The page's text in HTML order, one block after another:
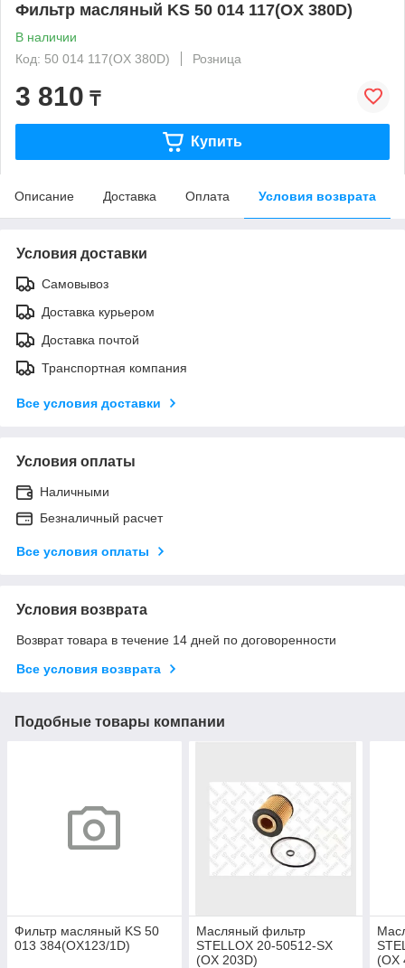
Фильтр масляный KS 50 014 117(OX 380D)
В наличии
Код: 50 014 117(OX 380D)
Розница
3 810 ₸
Купить
Описание Доставка Оплата Условия возврата
Условия доставки
Самовывоз
Доставка курьером
Доставка почтой
Транспортная компания
Все условия доставки
Условия оплаты
Наличными
Безналичный расчет
Все условия оплаты
Условия возврата
Возврат товара в течение 14 дней по договоренности
Все условия возврата
Подобные товары компании
Фильтр масляный KS 50
013 384(OX123/1D)
Масляный фильтр
STELLOX 20-50512-SX
(OX 203D)
(OX